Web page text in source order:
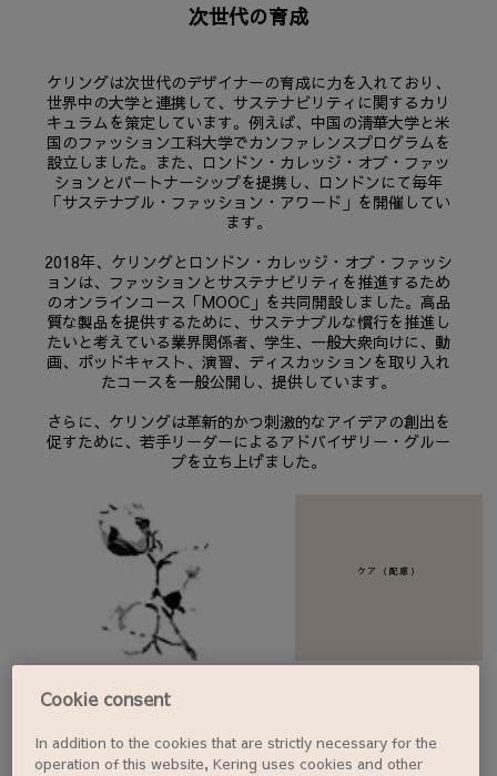
次世代の育成
ケリングは次世代のデザイナーの育成に力を入れており、
世界中の大学と連携して、サステナビリティに関するカリ
キュラムを策定しています。例えば、中国の清華大学と米
国のファッション工科大学でカンファレンスプログラムを
設立しました。また、ロンドン・カレッジ・オブ・ファッ
ションとパートナーシップを提携し、ロンドンにて毎年
「サステナブル・ファッション・アワード」を開催してい
ます。
2018年、ケリングとロンドン・カレッジ・オブ・ファッシ
ョンは、ファッションとサステナビリティを推進するため
のオンラインコース「MOOC」を共同開設しました。高品
質な製品を提供するために、サステナブルな慣行を推進し
たいと考えている業界関係者、学生、一般大衆向けに、動
画、ポッドキャスト、演習、ディスカッションを取り入れ
たコースを一般公開し、提供しています。
さらに、ケリングは革新的かつ刺激的なアイデアの創出を
促すために、若手リーダーによるアドバイザリー・グルー
プを立ち上げました。
ケア（配慮）
コラボレート（協業）
Cookie consent
In addition to the cookies that are strictly necessary for the
operation of this website, Kering uses cookies and other